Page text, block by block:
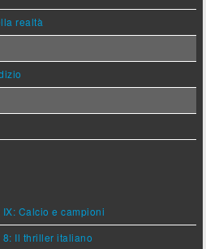
realtà
Calcio e campioni
8: Il thriller italiano